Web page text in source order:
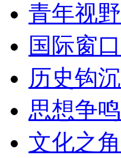
青年视野
国际窗口
历史钩沉
思想争鸣
文化之角